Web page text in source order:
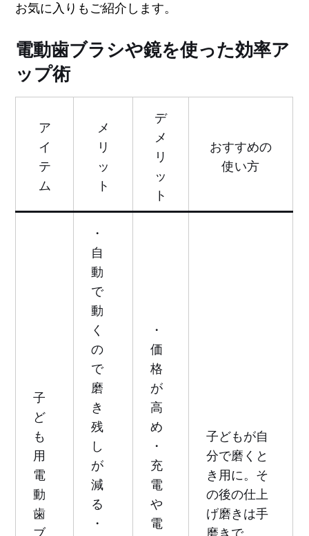
お気に入りもご紹介します。
電動歯ブラシや鏡を使った効率ア
ップ術
ア
イ
テ
ム
メ
リ
ッ
ト
デ
メ
リ
ッ
ト
おすすめの
使い方
子
ど
も
用
電
動
歯
ブ
・
自
動
で
動
く
の
で
磨
き
残
し
が
減
る
・
・
価
格
が
高
め
・
充
電
や
電
子どもが自
分で磨くと
き用に。そ
の後の仕上
げ磨きは手
磨きで